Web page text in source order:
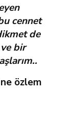
cennet
de
bir
özlem